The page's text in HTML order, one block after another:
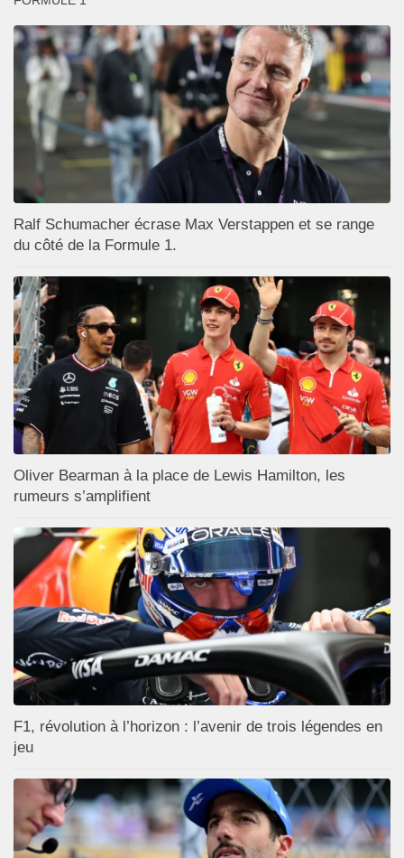
Ralf Schumacher écrase Max Verstappen et se range
du côté de la Formule 1.
Oliver Bearman à la place de Lewis Hamilton, les
rumeurs s’amplifient
F1, révolution à l’horizon : l’avenir de trois légendes en
jeu